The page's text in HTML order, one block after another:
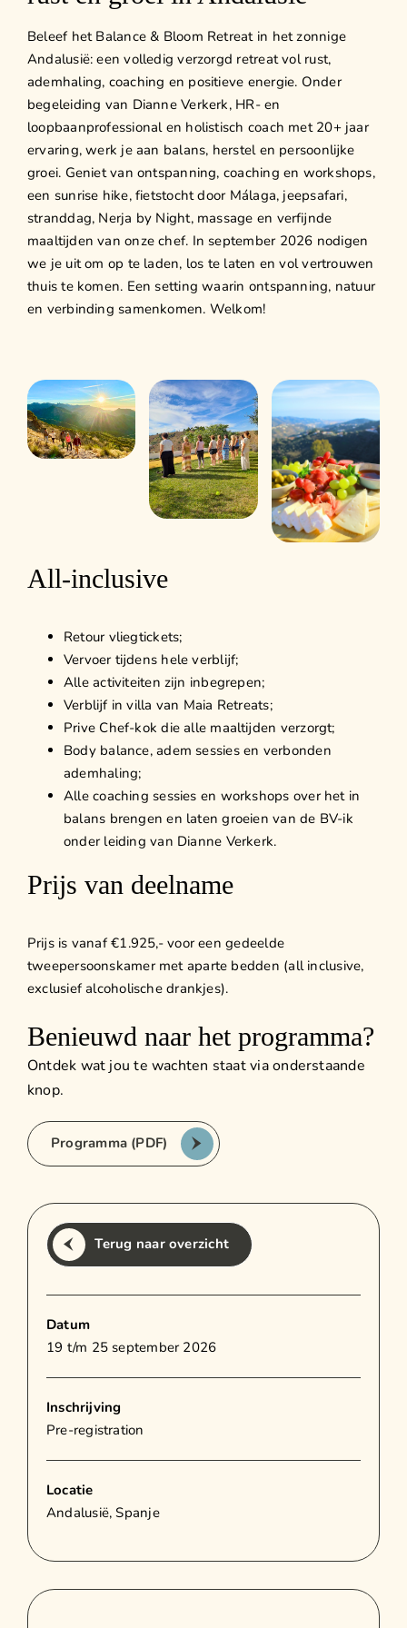
Events
Contact
Terug naar overzicht
Datum
19 t/m 25 september 2026
Inschrijving
Pre-registration
Locatie
Andalusië, Spanje
Beleef het Balance & Bloom Retreat in het zonnige
Andalusië: een volledig verzorgd retreat vol rust,
ademhaling, coaching en positieve energie. Onder
begeleiding van Dianne Verkerk, HR- en
loopbaanprofessional en holistisch coach met 20+ jaar
ervaring, werk je aan balans, herstel en persoonlijke
groei. Geniet van ontspanning, coaching en workshops,
een sunrise hike, fietstocht door Málaga, jeepsafari,
stranddag, Nerja by Night, massage en verfijnde
maaltijden van onze chef. In september 2026 nodigen
we je uit om op te laden, los te laten en vol vertrouwen
thuis te komen. Een setting waarin ontspanning, natuur
en verbinding samenkomen. Welkom!
All-inclusive
Retour vliegtickets;
Vervoer tijdens hele verblijf;
Alle activiteiten zijn inbegrepen;
Verblijf in villa van Maia Retreats;
Prive Chef-kok die alle maaltijden verzorgt;
Body balance, adem sessies en verbonden
ademhaling;
Alle coaching sessies en workshops over het in
balans brengen en laten groeien van de BV-ik
onder leiding van Dianne Verkerk.
Prijs van deelname
Prijs is vanaf €1.925,- voor een gedeelde
tweepersoonskamer met aparte bedden (all inclusive,
exclusief alcoholische drankjes).
Benieuwd naar het programma?
Ontdek wat jou te wachten staat via onderstaande
knop.
Programma (PDF)